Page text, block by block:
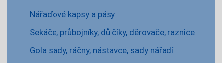
Nářaďové kapsy a pásy
Sekáče, průbojníky, důlčíky, děrovače, raznice
Gola sady, ráčny, nástavce, sady nářadí